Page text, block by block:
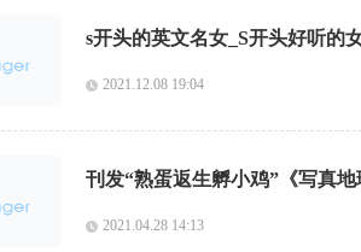
s开头的英文名女_S开头好听的
2021.12.08 19:04
刊发“熟蛋返生孵小鸡”《写真地
2021.04.28 14:13